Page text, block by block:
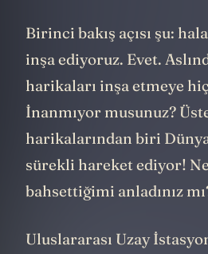
Birinci bakış açısı şu:
inşa ediyoruz. Evet.
harikaları inşa etmeye
İnanmıyor musunuz?
harikalarından biri
sürekli hareket ediyor!
bahsettiğimi anladınız
Uluslararası Uzay